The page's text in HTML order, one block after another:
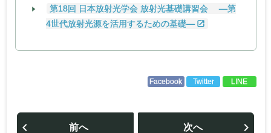
第18回 日本放射光学会 放射光基礎講習会 ―第
4世代放射光源を活用するための基礎―
Facebook Twitter LINE
投
前へ 次へ